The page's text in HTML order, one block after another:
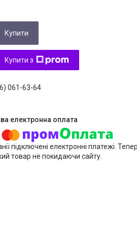
Купити
Купити з
061-63-64
підключені електронні платежі.
товар не покидаючи сайту.